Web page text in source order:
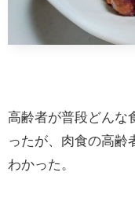
高齢者が普段どんな
ったが、肉食の高齢
わかった。